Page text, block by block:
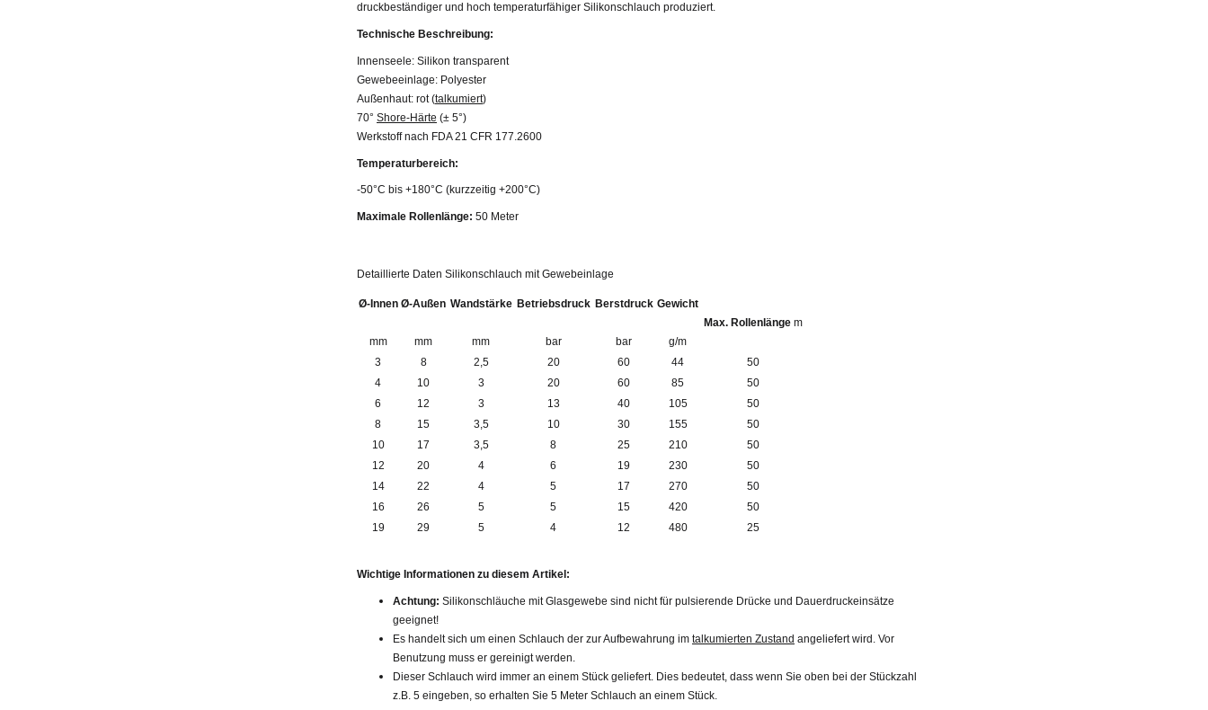
druckbeständiger und hoch temperaturfähiger Silikonschlauch produziert.
Technische Beschreibung:
Innenseele: Silikon transparent
Gewebeeinlage: Polyester
Außenhaut: rot (talkumiert)
70° Shore-Härte (± 5°)
Werkstoff nach FDA 21 CFR 177.2600
Temperaturbereich:
-50°C bis +180°C (kurzzeitig +200°C)
Maximale Rollenlänge: 50 Meter
Detaillierte Daten Silikonschlauch mit Gewebeinlage
Ø-Innen
mm
Ø-Außen
mm
Wandstärke
mm
Betriebsdruck
bar
Berstdruck
bar
Gewicht
g/m
Max. Rollenlänge m
3 8 2,5 20 60 44
50
4
10 3 20 60 85
50
6
12 3 13 40 105
50
8
15 3,5 10 30 155
50
10
17 3,5 8 25 210
50
12
20 4 6 19 230
50
14
22 4 5 17 270
50
16
26 5 5 15 420
50
19
29 5 4 12 480 25
Wichtige Informationen zu diesem Artikel:
Achtung: Silikonschläuche mit Glasgewebe sind nicht für pulsierende Drücke und Dauerdruckeinsätze
geeignet!
Es handelt sich um einen Schlauch der zur Aufbewahrung im talkumierten Zustand angeliefert wird. Vor
Benutzung muss er gereinigt werden.
Dieser Schlauch wird immer an einem Stück geliefert. Dies bedeutet, dass wenn Sie oben bei der Stückzahl
z.B. 5 eingeben, so erhalten Sie 5 Meter Schlauch an einem Stück.